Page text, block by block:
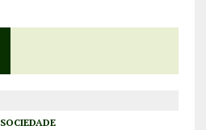
SOCIEDADE